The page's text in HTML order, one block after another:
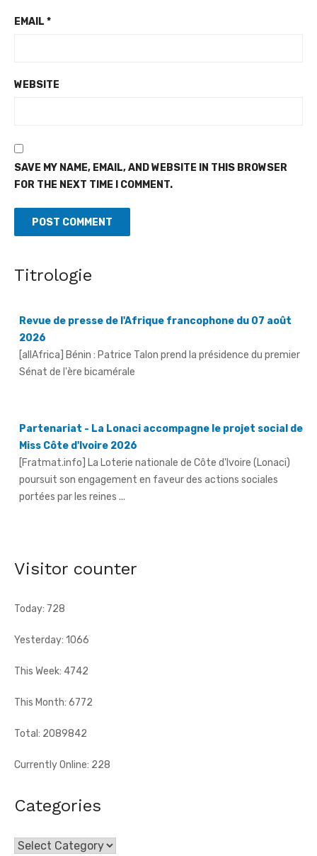
EMAIL *
WEBSITE
SAVE MY NAME, EMAIL, AND WEBSITE IN THIS BROWSER
FOR THE NEXT TIME I COMMENT.
Titrologie
Revue de presse de l'Afrique francophone du 07 août
2026
Sénat de l'ère bicamérale
Partenariat - La Lonaci accompagne le projet social de
poursuit son engagement en faveur des actions sociales
portées par les reines ...
Grand-Bassam - Le Réseau des jeunes cadres du Sud-
Comoé offre du matériel médical à 4 structures
Visitor counter
Today: 728
Yesterday: 1066
This Week: 4742
This Month: 6772
Total: 2089842
Currently Online: 228
Categories
Categories